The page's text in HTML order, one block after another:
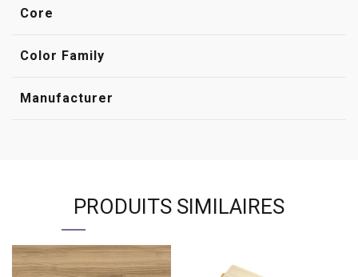
Core
Color Family
Manufacturer
PRODUITS SIMILAIRES